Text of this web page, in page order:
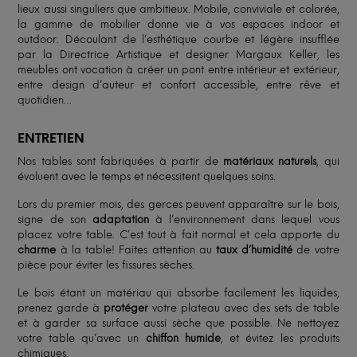
lieux aussi singuliers que ambitieux. Mobile, conviviale et colorée,
la gamme de mobilier donne vie à vos espaces indoor et
outdoor. Découlant de l’esthétique courbe et légère insufflée
par la Directrice Artistique et designer Margaux Keller, les
meubles ont vocation à créer un pont entre intérieur et extérieur,
entre design d’auteur et confort accessible, entre rêve et
quotidien…
ENTRETIEN
Nos tables sont fabriquées à partir de matériaux naturels, qui
évoluent avec le temps et nécessitent quelques soins.
Lors du premier mois, des gerces peuvent apparaître sur le bois,
signe de son adaptationà l’environnement dans lequel vous
placez votre table. C’est tout à fait normal et cela apporte du
charme à la table! Faites attention au taux d’humidité de votre
pièce pour éviter les fissures sèches.
Le bois étant un matériau qui absorbe facilement les liquides,
prenez garde à protéger votre plateau avec des sets de table
et à garder sa surface aussi sèche que possible. Ne nettoyez
votre table qu’avec un chiffon humide, et évitez les produits
chimiques.